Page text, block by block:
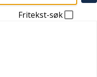
Fritekst-søk